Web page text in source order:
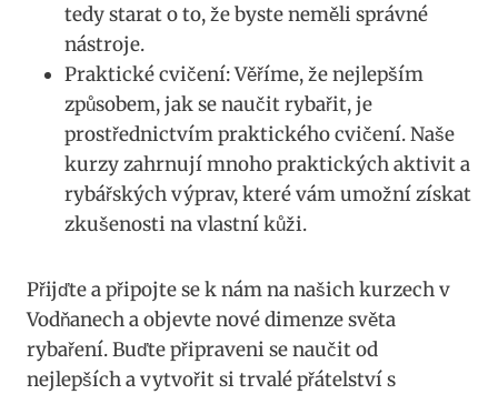
tedy starat‍ o to, že byste neměli správné
nástroje.
Praktické⁢ cvičení: Věříme,⁢ že nejlepším
způsobem, ​jak se naučit rybařit, je
prostřednictvím praktického cvičení. Naše
kurzy zahrnují mnoho praktických aktivit a‌
rybářských‍ výprav, které vám umožní získat
zkušenosti na vlastní kůži.
Přijďte a připojte ⁢se k nám na našich kurzech v
Vodňanech a⁤ objevte nové dimenze⁤ světa
rybaření. Buďte připraveni ‍se naučit od
‍nejlepších a vytvořit si⁣ trvalé​ přátelství s